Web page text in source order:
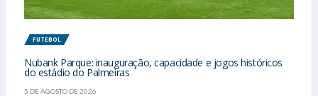
FUTEBOL
Nubank Parque: inauguração, capacidade e jogos históricos
do estádio do Palmeiras
5 DE AGOSTO DE 2026